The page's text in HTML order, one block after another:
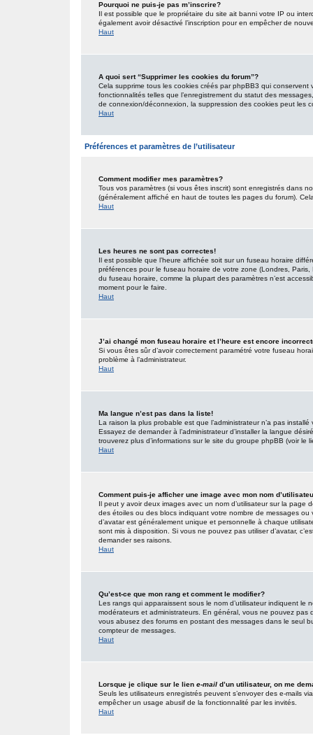
Pourquoi ne puis-je pas m’inscrire?
Il est possible que le propriétaire du site ait banni votre IP ou
également avoir désactivé l’inscription pour en empêcher de
Haut
A quoi sert “Supprimer les cookies du forum”?
Cela supprime tous les cookies créés par phpBB3 qui
fonctionnalités telles que l’enregistrement du statut des
de connexion/déconnexion, la suppression des cookies peut les
Haut
Préférences et paramètres de l’utilisateur
Comment modifier mes paramètres?
Tous vos paramètres (si vous êtes inscrit) sont enregistrés dans
(généralement affiché en haut de toutes les pages du forum).
Haut
Les heures ne sont pas correctes!
Il est possible que l’heure affichée soit sur un fuseau horaire
préférences pour le fuseau horaire de votre zone (Londres,
du fuseau horaire, comme la plupart des paramètres n’est
moment pour le faire.
Haut
J’ai changé mon fuseau horaire et l’heure est encore
Si vous êtes sûr d’avoir correctement paramétré votre fuseau
problème à l’administrateur.
Haut
Ma langue n’est pas dans la liste!
La raison la plus probable est que l’administrateur n’a pas
Essayez de demander à l’administrateur d’installer la langue
trouverez plus d’informations sur le site du groupe phpBB (voir le
Haut
Comment puis-je afficher une image avec mon nom
Il peut y avoir deux images avec un nom d’utilisateur sur la
des étoiles ou des blocs indiquant votre nombre de messages
d’avatar est généralement unique et personnelle à chaque
sont mis à disposition. Si vous ne pouvez pas utiliser d’avatar,
demander ses raisons.
Haut
Qu’est-ce que mon rang et comment le modifier?
Les rangs qui apparaissent sous le nom d’utilisateur indiquent
modérateurs et administrateurs. En général, vous ne pouvez pas
vous abusez des forums en postant des messages dans le seul
compteur de messages.
Haut
Lorsque je clique sur le lien e-mail d’un utilisateur, on me
Seuls les utilisateurs enregistrés peuvent s’envoyer des e-mails
empêcher un usage abusif de la fonctionnalité par les invités.
Haut